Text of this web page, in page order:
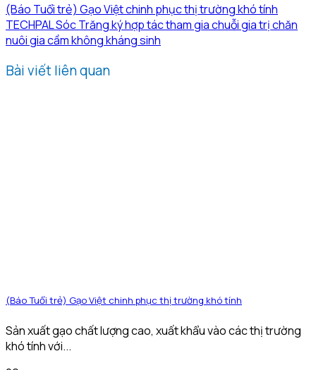
(Báo Tuổi trẻ) Gạo Việt chinh phục thị trường khó tính
TECHPAL Sóc Trăng ký hợp tác tham gia chuỗi gia trị chăn
nuôi gia cầm không kháng sinh
Bài viết liên quan
(Báo Tuổi trẻ) Gạo Việt chinh phục thị trường khó tính
Sản xuất gạo chất lượng cao, xuất khẩu vào các thị trường
khó tính với...